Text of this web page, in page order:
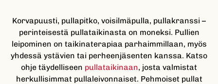
Korvapuusti, pullapitko, voisilmäpulla, pullakranssi –
perinteisestä pullataikinasta on moneksi. Pullien
leipominen on taikinaterapiaa parhaimmillaan, myös
yhdessä ystävien tai perheenjäsenten kanssa. Katso
ohje täydelliseen pullataikinaan, josta valmistat
herkullisimmat pullaleivonnaiset. Pehmoiset pullat